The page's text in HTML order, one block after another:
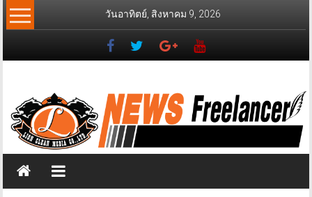
Skip
to
วันอาทิตย์, สิงหาคม 9, 2026
News
Freelancer
วส์
ฟรี
แลน